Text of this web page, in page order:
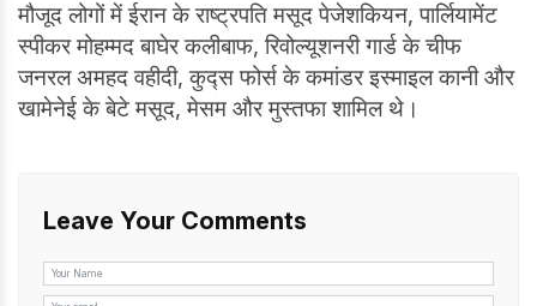
मौजूद लोगों में ईरान के राष्ट्रपति मसूद पेजेशकियन, पार्लियामेंट
स्पीकर मोहम्मद बाघेर कलीबाफ, रिवोल्यूशनरी गार्ड के चीफ
जनरल अमहद वहीदी, कुद्स फोर्स के कमांडर इस्माइल कानी और
खामेनेई के बेटे मसूद, मेसम और मुस्तफा शामिल थे।
Leave Your Comments